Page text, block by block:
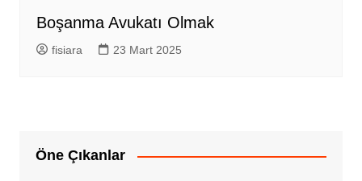
Boşanma Avukatı Olmak
fisiara 23 Mart 2025
Öne Çıkanlar